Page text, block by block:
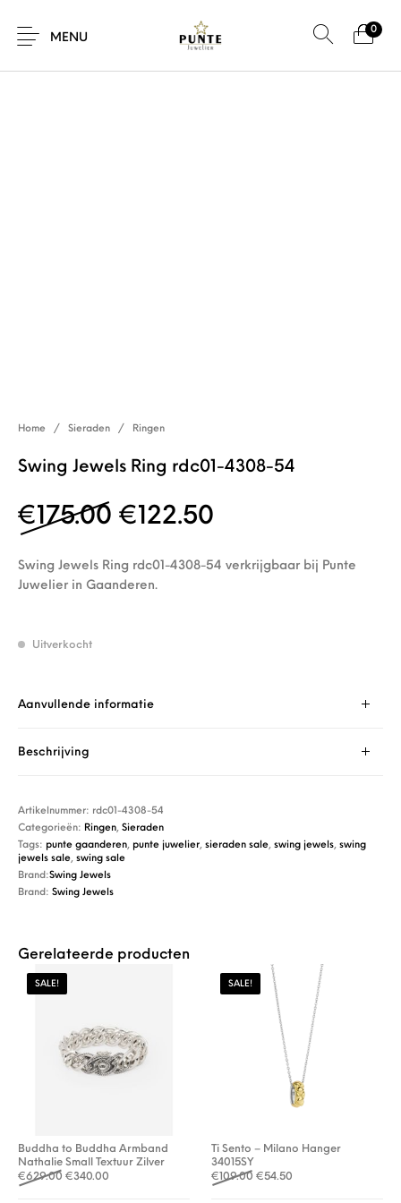
MENU
0
SALE!
Home / Sieraden / Ringen
Swing Jewels Ring rdc01-4308-54
€ 175.00 Oorspronkelijke prijs
€ 122.50
Swing Jewels Ring rdc01-4308-54 verkrijgbaar bij Punte
Juwelier in Gaanderen.
Uitverkocht
Aanvullende informatie
Beschrijving
Artikelnummer: rdc01-4308-54
Categorieën: Ringen,Sieraden
Tags: punte gaanderen, punte juwelier,sieraden sale,swing jewels,swing
jewels sale,swing sale
Brand:Swing Jewels
Brand:Swing Jewels
Gerelateerde producten
SALE!
Buddha to Buddha Armband
Nathalie Small Textuur Zilver
€629.00 Oorspronkelijke prijs was: €629.00.
€340.00 Huidige prijs is: €340.00.
SALE!
Ti Sento – Milano Hanger
34015SY
€109.00 Oorspronkelijke prijs was:
€54.50